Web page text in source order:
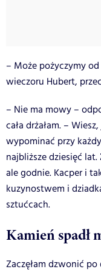
– Może pożyczymy
wieczoru Hubert,
– Nie ma mowy –
cała drżałam. –
wypominać przy
najbliższe dziesięć lat.
ale godnie. Kacper i
kuzynostwem i
sztućcach.
Kamień spadł
Zaczęłam dzwonić